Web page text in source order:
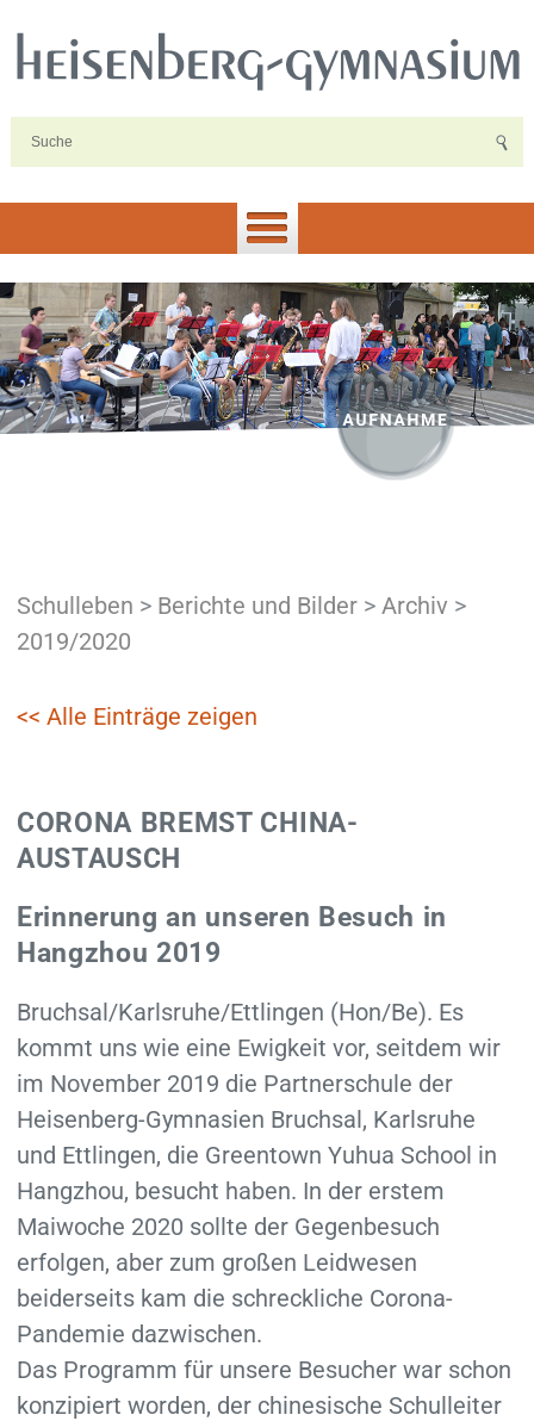
Schulleben > Berichte und Bilder> Archiv >
2019/2020
<< Alle Einträge zeigen
CORONA BREMST CHINA-
AUSTAUSCH
Erinnerung an unseren Besuch in
Hangzhou 2019
Bruchsal/Karlsruhe/Ettlingen (Hon/Be). Es
kommt uns wie eine Ewigkeit vor, seitdem wir
im November 2019 die Partnerschule der
Heisenberg-Gymnasien Bruchsal, Karlsruhe
und Ettlingen, die Greentown Yuhua School in
Hangzhou, besucht haben. In der erstem
Maiwoche 2020 sollte der Gegenbesuch
erfolgen, aber zum großen Leidwesen
beiderseits kam die schreckliche Corona-
Pandemie dazwischen.
Das Programm für unsere Besucher war schon
konzipiert worden, der chinesische Schulleiter